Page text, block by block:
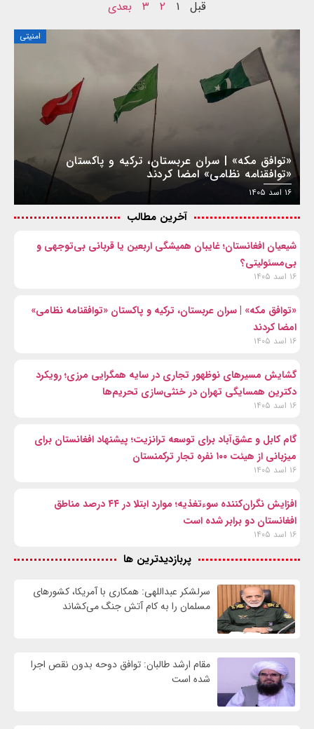
قبل ۱ ۲ ۳ بعدی
امنیتی
«توافق مکه» | سران عربستان، ترکیه و پاکستان
«توافقنامه نظامی» امضا کردند
۱۶ اسد ۱۴۰۵
آخرین مطالب
شیعیان افغانستان؛ غایبان همیشگی اربعین یا قربانی بی‌توجهی و
بی‌مسئولیتی؟
۱۶ اسد ۱۴۰۵
«توافق مکه» | سران عربستان، ترکیه و پاکستان «توافقنامه نظامی»
امضا کردند
۱۶ اسد ۱۴۰۵
گشایش مسیرهای نوظهور تجاری در سایه همگرایی مرزی؛ رویکرد
دکترین همسایگی تهران در خنثی‌سازی تحریم‌ها
۱۶ اسد ۱۴۰۵
گام کابل و عشق‌آباد برای توسعه ترانزیت؛ پیشنهاد افغانستان برای
میزبانی از هیئت ۱۰۰ نفره تجار ترکمنستان
۱۶ اسد ۱۴۰۵
افزایش نگران‌کننده سوءتغذیه؛ موارد ابتلا در ۴۴ درصد مناطق
افغانستان دو برابر شده است
۱۶ اسد ۱۴۰۵
پربازدیدترین ها
سرلشکر عبداللهی: همکاری با آمریکا، کشورهای
مسلمان را به کام آتش جنگ می‌کشاند
مقام ارشد طالبان: توافق دوحه بدون نقص اجرا
شده است